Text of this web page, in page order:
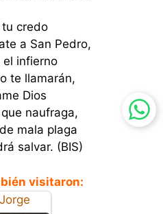
tu credo
a San Pedro,
el infierno
te llamarán,
Dios
naufraga,
mala plaga
salvar. (BIS)
visitaron: